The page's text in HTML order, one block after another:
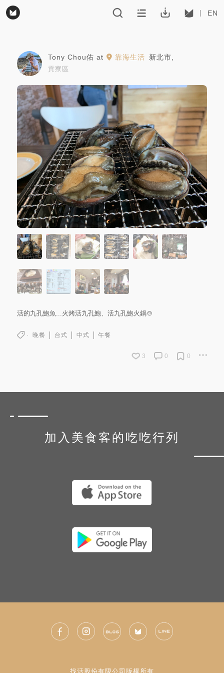
EN
Tony Chou佑 at 靠海生活 新北市
貢寮區
活的九孔鮑魚...火烤活九孔鮑、活九孔鮑火鍋🍲
晚餐 台式 中式 午餐
3 0 0
加入美食客的吃吃行列
找活股份有限公司版權所有